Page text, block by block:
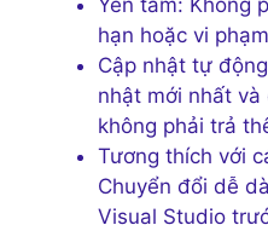
Yên tâm: Không
hạn hoặc vi
Cập nhật tự
nhật mới nhất và
không phải trả
Tương thích với
Chuyển đổi dễ
Visual Studio